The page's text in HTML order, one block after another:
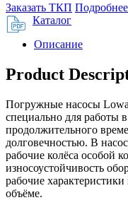
Заказать ТКП Подробнее
Каталог
Описание
Product
Погружные насосы
специально для работы
продолжительного
долговечностью. В
рабочие колёса особой
износоустойчивость
рабочие
объёме.